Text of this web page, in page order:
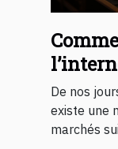
De nos
existe une
marchés